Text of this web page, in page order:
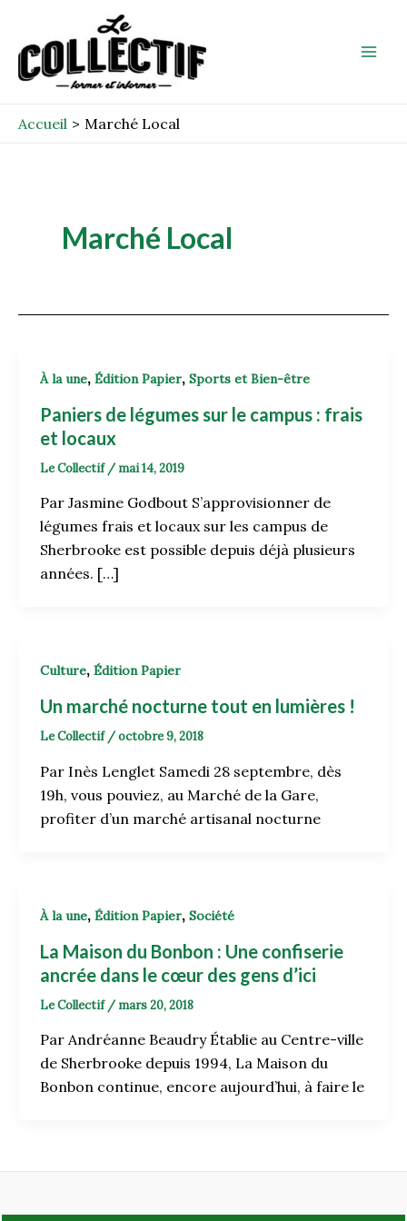
contenu
Accueil Marché Local
Marché Local
À la une, Édition Papier, Sports et Bien-être
Paniers de légumes sur le campus : frais
et locaux
Le Collectif / mai 14, 2019
Par Jasmine Godbout S’approvisionner de
légumes frais et locaux sur les campus de
Sherbrooke est possible depuis déjà plusieurs
années. […]
Culture, Édition Papier
Un marché nocturne tout en lumières !
Le Collectif /octobre 9, 2018
Par Inès Lenglet Samedi 28 septembre, dès
19h, vous pouviez, au Marché de la Gare,
profiter d’un marché artisanal nocturne
À la une, Édition Papier, Société
La Maison du Bonbon : Une confiserie
ancrée dans le cœur des gens d’ici
Le Collectif / mars 20, 2018
Par Andréanne Beaudry Établie au Centre-ville
de Sherbrooke depuis 1994, La Maison du
Bonbon continue, encore aujourd’hui, à faire le